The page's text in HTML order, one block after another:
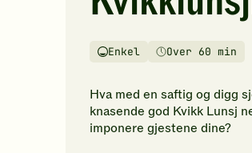
foreløpig
vurderinger.
første
til
å
Vanskelighetsgrad
Enkel
TilberedningstidOver 60 min
Hva med en saftig og digg
knasende god Kvikk Lunsj
imponere gjestene dine?